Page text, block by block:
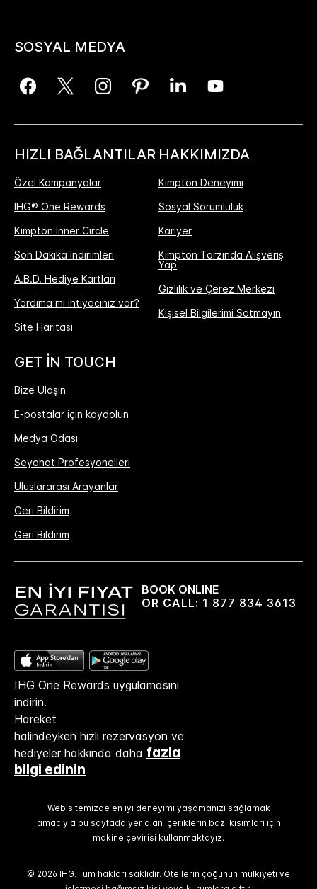
SOSYAL MEDYA
HIZLI BAĞLANTILAR
Özel Kampanyalar
IHG® One Rewards
Kimpton Inner Circle
Son Dakika İndirimleri
A.B.D. Hediye Kartları
Yardıma mı ihtiyacınız var?
Site Haritası
HAKKIMIZDA
Kimpton Deneyimi
Sosyal Sorumluluk
Kariyer
Kimpton Tarzında Alışveriş
Yap
Gizlilik ve Çerez Merkezi
Kişisel Bilgilerimi Satmayın
GET IN TOUCH
Bize Ulaşın
E-postalar için kaydolun
Medya Odası
Seyahat Profesyonelleri
Uluslararası Arayanlar
Geri Bildirim
Geri Bildirim
BOOK ONLINE
OR CALL: 1 877 834 3613
IHG One Rewards uygulamasını
indirin.
Hareket
halindeyken hızlı rezervasyon ve
hediyeler hakkında daha fazla
bilgi edinin
Web sitemizde en iyi deneyimi yaşamanızı sağlamak
amacıyla bu sayfada yer alan içeriklerin bazı kısımları için
makine çevirisi kullanmaktayız.
© 2026 IHG. Tüm hakları saklıdır. Otellerin çoğunun mülkiyeti ve